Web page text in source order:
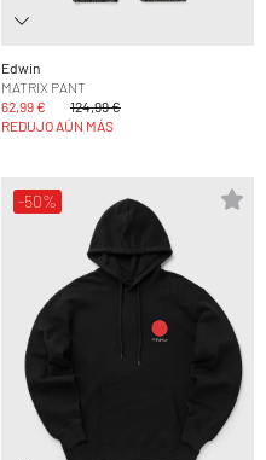
Edwin
MATRIX PANT
62,99 €
124,99 €
REDUJO AÚN MÁS
-50%